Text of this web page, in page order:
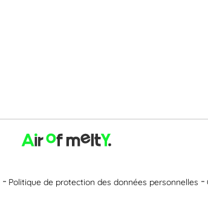
Politique de protection des données personnelles